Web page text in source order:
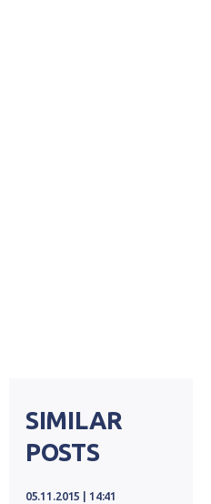
SIMILAR
POSTS
05.11.2015 | 14:41